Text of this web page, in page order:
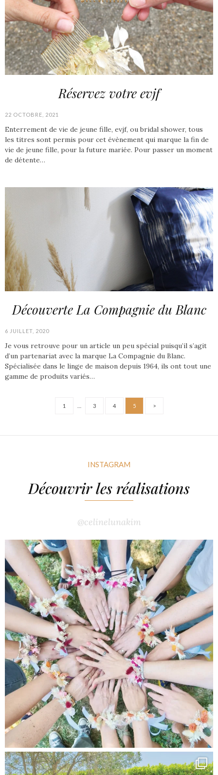
Réservez votre evjf
22 OCTOBRE, 2021
Enterrement de vie de jeune fille, evjf, ou bridal shower, tous
les titres sont permis pour cet évènement qui marque la fin de
vie de jeune fille, pour la future mariée. Pour passer un moment
de détente…
Découverte La Compagnie du Blanc
6 JUILLET, 2020
Je vous retrouve pour un article un peu spécial puisqu’il s’agit
d’un partenariat avec la marque La Compagnie du Blanc.
Spécialisée dans le linge de maison depuis 1964, ils ont tout une
gamme de produits variés…
1 3 4 5 >
INSTAGRAM
Découvrir les réalisations
@celinelunakim